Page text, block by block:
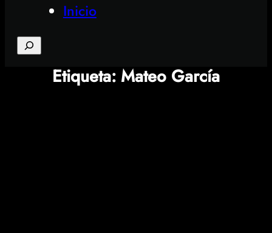
Inicio
Search
Etiqueta: Mateo García